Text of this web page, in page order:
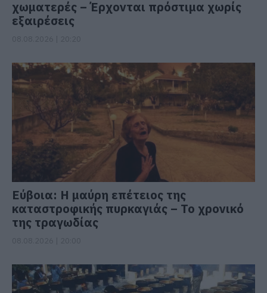
χωματερές – Έρχονται πρόστιμα χωρίς
εξαιρέσεις
Εύβοια: Η μαύρη επέτειος της
καταστροφικής πυρκαγιάς – Το χρονικό
της τραγωδίας